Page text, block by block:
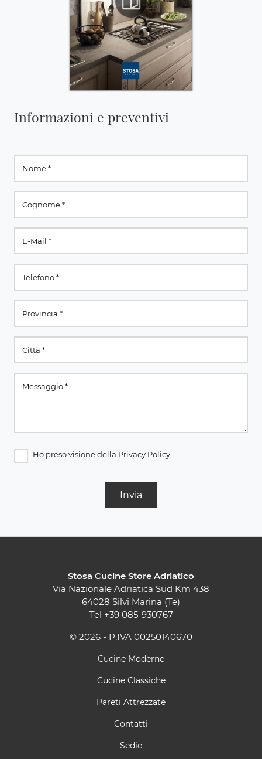
Informazioni e preventivi
Ho preso visione della Privacy Policy
Invia
Stosa Cucine Store Adriatico
Via Nazionale Adriatica Sud Km 438
64028 Silvi Marina (Te)
Tel +39 085-930767
© 2026 - P.IVA 00250140670
Cucine Moderne
Cucine Classiche
Pareti Attrezzate
Contatti
Sedie